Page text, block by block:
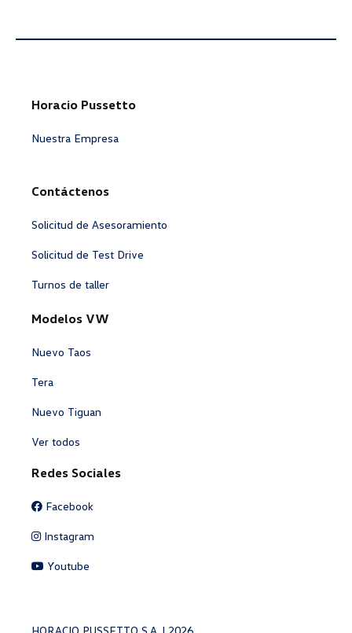
Horacio Pussetto
Nuestra Empresa
Contáctenos
Solicitud de Asesoramiento
Solicitud de Test Drive
Turnos de taller
Modelos VW
Nuevo Taos
Tera
Nuevo Tiguan
Ver todos
Redes Sociales
Facebook
Instagram
Youtube
HORACIO PUSSETTO S.A. | 2026